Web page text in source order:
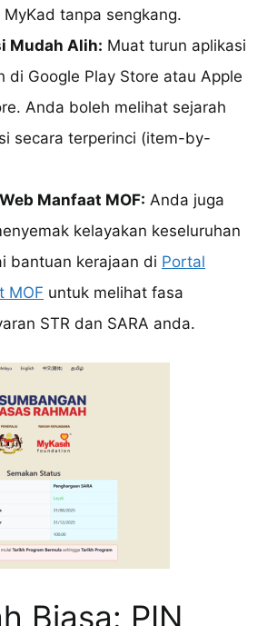
MyKad tanpa sengkang.
Mudah Alih: Muat turun aplikasi
di Google Play Store atau Apple
Anda boleh melihat sejarah
secara terperinci (item-by-
Manfaat MOF: Anda juga
kelayakan keseluruhan
bantuan kerajaan di Portal
MOF untuk melihat fasa
STR dan SARA anda.
Biasa: PIN